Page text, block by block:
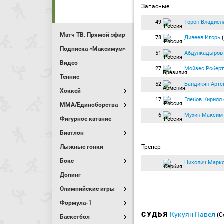
Матч ТВ. Прямой эфир
Подписка «Максимум»
Видео
Теннис
Хоккей
MMA/Единоборства
Фигурное катание
Биатлон
Лыжные гонки
Бокс
Допинг
Олимпийские игры
Формула-1
Баскетбол
Запасные
49 Тороп
78 Дивеев Игорь
51
27 Мойзес
52 Бандикян
17 Глебов Кирилл
6 Мухин Максим
Тренер
Николич
СУДЬЯ Кукуян Павел